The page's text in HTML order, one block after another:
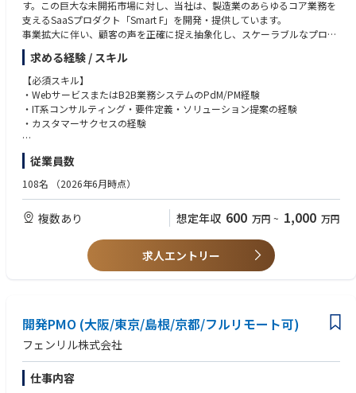
・機能ごとにチームが分けていて3チームで稼働中
【開発体制】
・アジャイル開発
・POがユーザインタビューからの要望の管理
・PdMと企画/設計エンジニアで仕様の策定
・実装担当者であっても、仕様の関与も随時実施
・デザインコンセプトはデザイナーで決定
実装時のデザインはPdMとエンジニアで確定
【これから解決したい技術的な課題】
・CI/CDの環境整備
・テストの自動化
・ユーザ増加時の負荷対策
■フレームワーク：.net framework 4.8、ASP.NET MVC WebAPI2
■DB： Microsoft SQL Server
す。この巨大な未開拓市場に対し、当社は、製造業のあらゆるコア業務を
支えるSaaSプロダクト「Smart F」を開発・提供しています。
事業拡大に伴い、顧客の声を正確に捉え抽象化し、スケーラブルなプロダ
クトに落とし込むプロダクトマネージャーを募集します。
◆◆業務のミッション
・現場課題の構造化：製造現場の運用や多岐にわたる要望をヒアリング
し、本質的な課題を特定する。
・プロダクトへの抽象化：特定の1社のためのカスタマイズではなく、数
千社が利用可能な「汎用的な機能」としてプロダクト構造に落とし込む。
かつ具体的な要件定義を行い、リリースまでのプロジェクトを推進する。
◆◆仕事内容
・顧客ヒアリング： お客様先で業務運用を直接ヒアリングし、現場の困り
ごと・業務フローを把握する
し、整理・抽象化する
・要件定義・設計： ユーザーストーリー作成、業務フロー設計、仕様策
・開発連携： 合意した要件を開発チームへ伝達し、仕様調整・スコープ調
整・リリース推進を行う
・機能検証： リリースされた機能が設計意図どおりに動作するかテストす
る
求める経験 / スキル
【必須スキル】
・WebサービスまたはB2B業務システムのPdM/PM経験
・IT系コンサルティング・要件定義・ソリューション提案の経験
・カスタマーサクセスの経験
【求めるスキル・姿勢】
・お客様の前に立ち、業務運用を聞き出して要件に落とし込んだ経験があ
る
・関係者（顧客・開発・営業・CS）を巻き込み、合意形成までやり切れる
【求める人物像】
・実直に現場と向き合える方
・論理的思考力に長けた方
従業員数
108名 （2026年6月時点）
複数あり 想定年収 600 万円 ~ 1,000 万円
求人エントリー
開発PMO (大阪/東京/島根/京都/フルリモート可)
フェンリル株式会社
仕事内容